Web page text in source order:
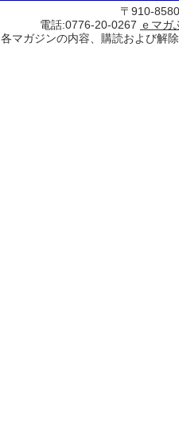
〒910-
電話:0776-20-0267 ｅマガ
各マガジンの内容、購読および解